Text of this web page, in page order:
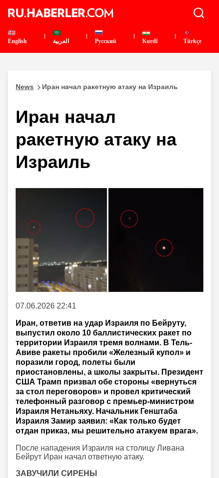
English العربية Pусский Kurdî Türkçe
News Иран начал ракетную атаку на Израиль
Иран начал
ракетную атаку на
Израиль
07.06.2026 22:41
Иран, ответив на удар Израиля по Бейруту,
выпустил около 10 баллистических ракет по
территории Израиля тремя волнами. В Тель-
Авиве ракеты пробили «Железный купол» и
поразили город, полеты были
приостановлены, а школы закрыты. Президент
США Трамп призвал обе стороны «вернуться
за стол переговоров» и провел критический
телефонный разговор с премьер-министром
Израиля Нетаньяху. Начальник Генштаба
Израиля Замир заявил: «Как только будет
отдан приказ, мы решительно атакуем врага».
После нападения Израиля на столицу Ливана
Бейрут Иран начал ответную атаку.
ЗАВУЧИЛИ СИРЕНЫ